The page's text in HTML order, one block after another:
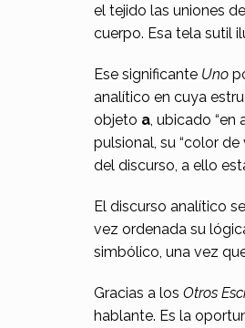
el tejido las uniones
cuerpo. Esa tela sutil
Ese significante Uno
analítico en cuya
objeto a , ubicado
pulsional, su “color
del discurso, a ello
El discurso analítico
vez ordenada su
simbólico, una vez
Gracias a losOtros
hablante. Es la